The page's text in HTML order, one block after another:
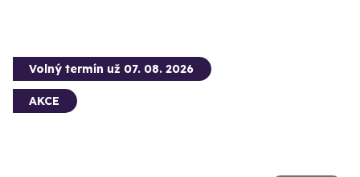
Volný termín už 07. 08. 2026
AKCE